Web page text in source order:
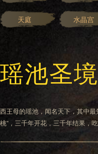
天庭 水晶宫
瑶池圣境
西王母的瑶池，闻名天下，其中
桃”，三千年开花，三千年结果，